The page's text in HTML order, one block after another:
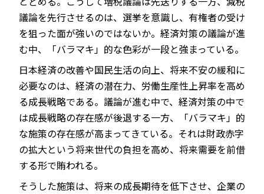
議論を先行させるのは、選挙を意識し、有権者の受け
を狙った面が強いのではないか。経済対策の議論が進
む中、「バラマキ」的な色彩が一段と強まっている。
日本経済の改善や国民生活の向上、将来不安の緩和に
必要なのは、経済の潜在力、労働生産性上昇率を高め
る成長戦略である。議論が進む中で、経済対策の中で
は成長戦略の存在感が後退する一方、「バラマキ」的
な施策の存在感が高まってきている。それは財政赤字
の拡大という将来世代の負担を高め、将来需要を前借
する形で賄われる。
そうした施策は、将来の成長期待を低下させ、企業の